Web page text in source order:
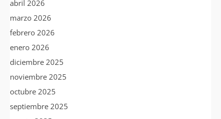
abril 2026
marzo 2026
febrero 2026
enero 2026
diciembre 2025
noviembre 2025
octubre 2025
septiembre 2025